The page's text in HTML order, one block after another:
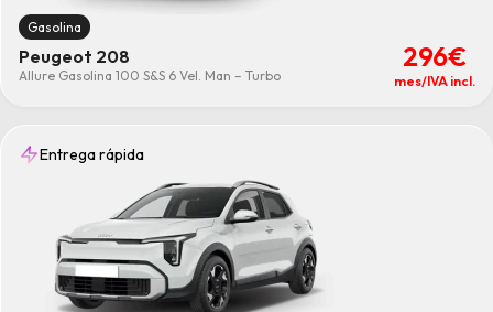
Gasolina
Peugeot 208
Allure Gasolina 100 S&S 6 Vel. Man – Turbo
296€
mes/IVA incl.
Entrega rápida